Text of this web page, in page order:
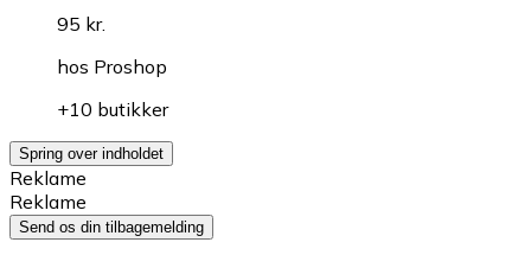
95 kr.
hos Proshop
+10 butikker
Spring over indholdet
Reklame
Reklame
Send os din tilbagemelding